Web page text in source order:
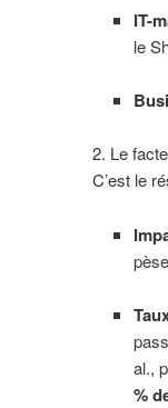
IT-
le
2. Le
C’est le
al.,
%